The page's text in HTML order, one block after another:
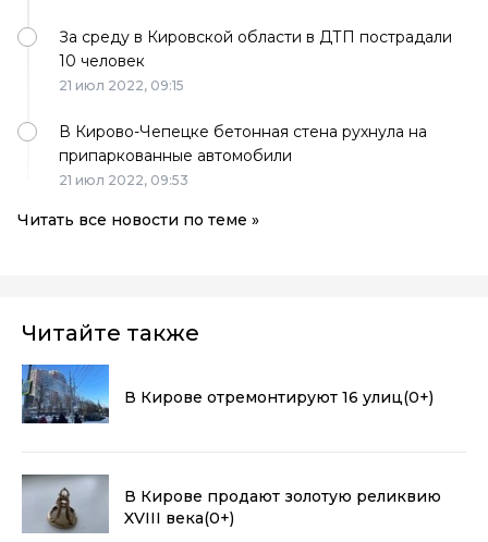
21 июл 2022, 09:15
За среду в Кировской области в ДТП пострадали
10 человек
21 июл 2022, 09:53
В Кирово-Чепецке бетонная стена рухнула на
припаркованные автомобили
Читать все новости по теме »
Читайте также
В Кирове отремонтируют 16 улиц(0+)
В Кирове продают золотую реликвию
XVIII века(0+)